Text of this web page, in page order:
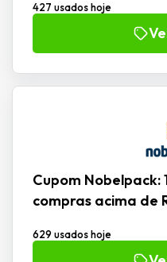
427 usados hoje
Cupom Nobelpack:
compras acima de
629 usados hoje